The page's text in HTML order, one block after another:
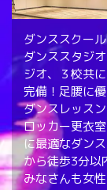
ダンススクー
ダンススタジ
ジオ、３校共
完備！足腰に
ダンスレッス
ロッカー更衣
に最適なダン
から徒歩3分以
みなさんも女